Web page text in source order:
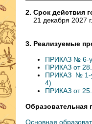
2. Срок действия
21 декабря 2027
3. Реализуемые
ПРИКАЗ № 6-у
ПРИКАЗ от
ПРИКАЗ № 1-у
4)
ПРИКАЗ от
Образовательная
Основная